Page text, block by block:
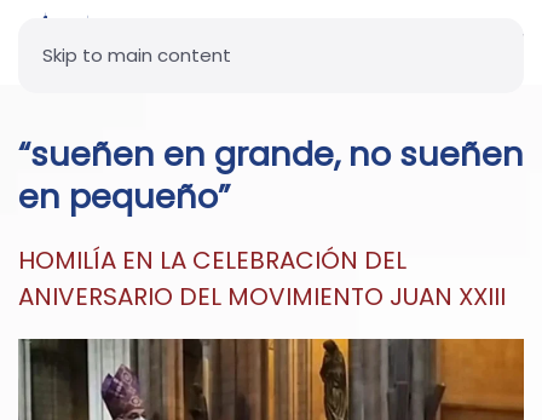
Skip to main content
“sueñen en grande, no sueñen
en pequeño”
HOMILÍA EN LA CELEBRACIÓN DEL
ANIVERSARIO DEL MOVIMIENTO JUAN XXIII